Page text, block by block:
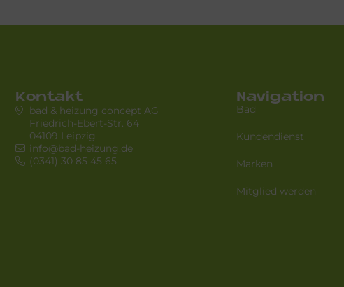
Kontakt
bad & heizung concept AG
Friedrich-Ebert-Str. 64
04109 Leipzig
info@bad-heizung.de
(0341) 30 85 45 65
Navigation
Bad
Kundendienst
Marken
Mitglied werden